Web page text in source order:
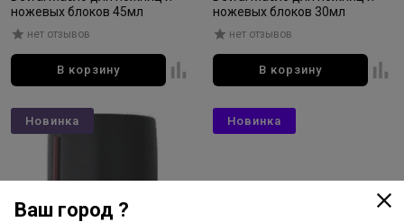
ножевых блоков 45мл
нет отзывов
В корзину
ножевых блоков 30мл
нет отзывов
В корзину
Новинка Новинка
Ваш город ?